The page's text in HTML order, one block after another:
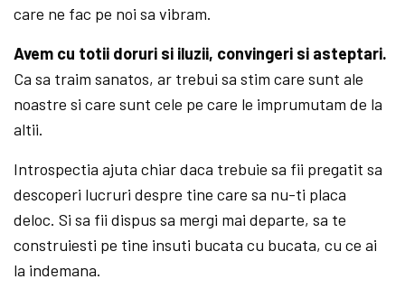
care ne fac pe noi sa vibram.
Avem cu totii doruri si iluzii, convingeri si asteptari.
Ca sa traim sanatos, ar trebui sa stim care sunt ale
noastre si care sunt cele pe care le imprumutam de la
altii.
Introspectia ajuta chiar daca trebuie sa fii pregatit sa
descoperi lucruri despre tine care sa nu-ti placa
deloc. Si sa fii dispus sa mergi mai departe, sa te
construiesti pe tine insuti bucata cu bucata, cu ce ai
la indemana.